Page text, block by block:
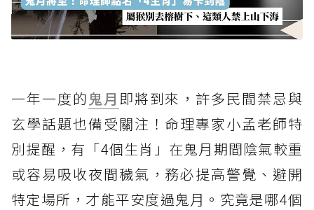
一年一度的 鬼月 即將到來，許多民間禁忌與
玄學話題也備受關注！命理專家小孟老師特
別提醒，有「4個生肖」在鬼月期間陰氣較重
或容易吸收夜間穢氣，務必提高警覺、避開
特定場所，才能平安度過鬼月。究竟是哪4個